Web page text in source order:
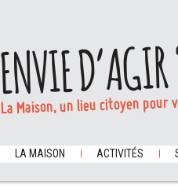
ENVIE
La Maison, un lieu citoyen
LA MAISON ACTIVITÉS